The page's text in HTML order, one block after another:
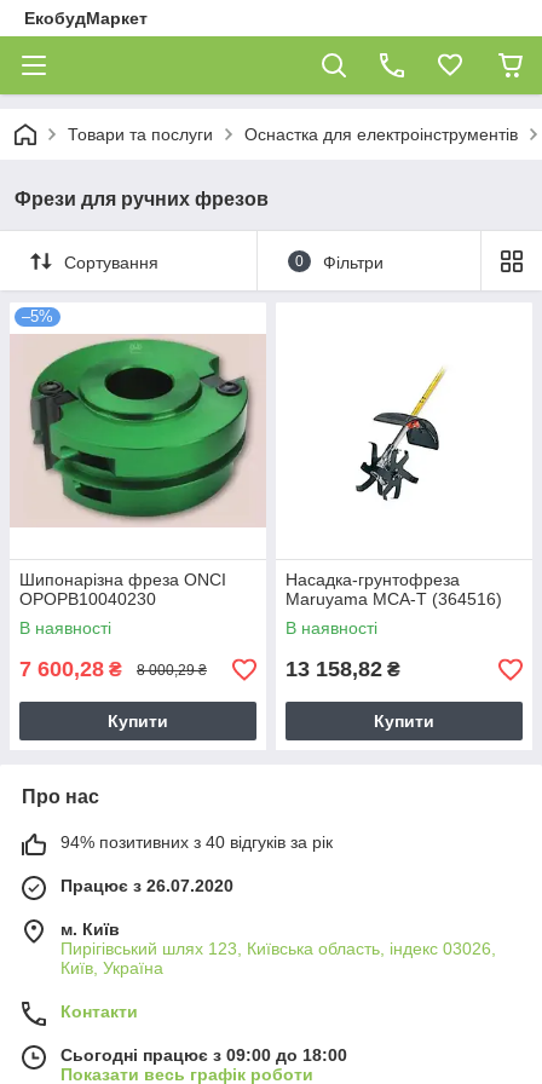
ЕкобудМаркет
Товари та послуги Оснастка для електроінструментів
Фрези для ручних фрезов
Сортування 0 Фільтри
–5%
Шипонарізна фреза ONCI
OPOPB10040230
В наявності
7 600,28 ₴ 8 000,29 ₴
Купити
Насадка-грунтофреза
Maruyama MCA-T (364516)
В наявності
13 158,82 ₴
Купити
Про нас
94% позитивних з 40 відгуків за рік
Працює з 26.07.2020
м. Київ
Пирігівський шлях 123, Київська область, індекс 03026,
Київ, Україна
Контакти
Сьогодні працює з 09:00 до 18:00
Показати весь графік роботи